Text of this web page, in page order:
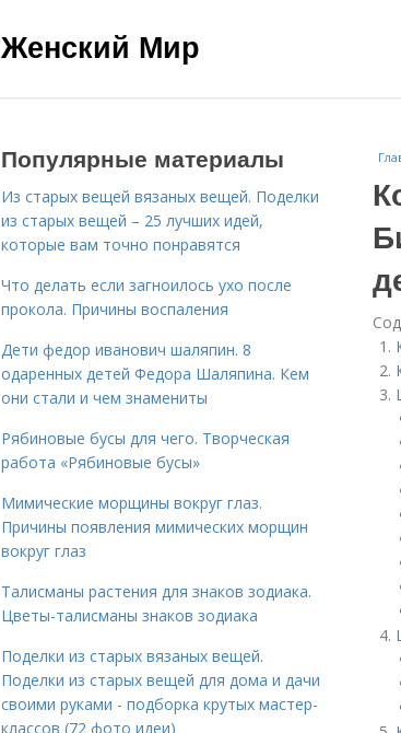
Женский Мир
Популярные материалы
Из старых вещей вязаных вещей. Поделки
из старых вещей – 25 лучших идей,
которые вам точно понравятся
Что делать если загноилось ухо после
прокола. Причины воспаления
Дети федор иванович шаляпин. 8
одаренных детей Федора Шаляпина. Кем
они стали и чем знамениты
Рябиновые бусы для чего. Творческая
работа «Рябиновые бусы»
Мимические морщины вокруг глаз.
Причины появления мимических морщин
вокруг глаз
Талисманы растения для знаков зодиака.
Цветы-талисманы знаков зодиака
Поделки из старых вязаных вещей.
Поделки из старых вещей для дома и дачи
своими руками - подборка крутых мастер-
классов (72 фото идеи)